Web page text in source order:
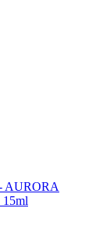
AURORA